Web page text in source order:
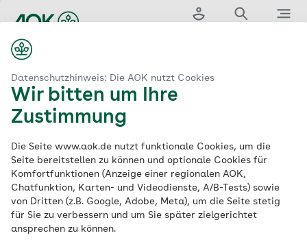
Datenschutzhinweis: Die AOK nutzt Cookies
Wir bitten um Ihre
Zustimmung
Die Seite www.aok.de nutzt funktionale Cookies, um die
Seite bereitstellen zu können und optionale Cookies für
Komfortfunktionen (Anzeige einer regionalen AOK,
Chatfunktion, Karten- und Videodienste, A/B-Tests) sowie
von Dritten (z.B. Google, Adobe, Meta), um die Seite stetig
für Sie zu verbessern und um Sie später zielgerichtet
ansprechen zu können.
Hauptinhalt
springen
Nordic-Walking-
Kursein Ihrer Nähe
Eine Leistung bei mehreren AOKs
Nordic Walking ist eine Ausdauersportart